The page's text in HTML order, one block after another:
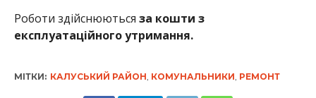
Роботи здійснюються за кошти з
експлуатаційного утримання.
МІТКИ: КАЛУСЬКИЙ РАЙОН КОМУНАЛЬНИКИ РЕМОНТ